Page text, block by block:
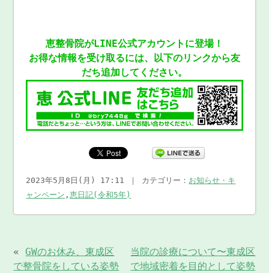
恵整骨院がLINE公式アカウントに登場！
お得な情報を受け取るには、以下のリンクから友
だち追加してください。
2023年5月8日(月) 17:11 ｜ カテゴリー： お知らせ・キ
ャンペーン ,恵日記(令和5年)
«GWのお休み、東成区
で整骨院をしている姿勢
当院の診療について〜東成区
で地域密着を目的として姿勢